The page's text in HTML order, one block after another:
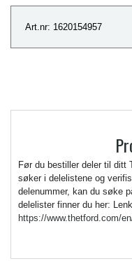
Art.nr: 1620154957
Før du bestiller deler til ditt
søker i delelistene og
delenummer, kan du søke
delelister finner du her:
https://www.thetford.com/